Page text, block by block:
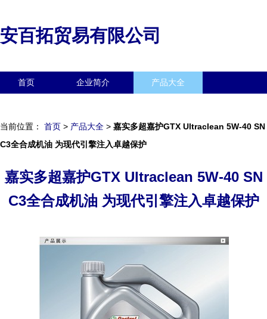
安百拓贸易有限公司
首页 企业简介 产品大全
当前位置： 首页 > 产品大全 > 嘉实多超嘉护GTX Ultraclean 5W-40 SN
C3全合成机油 为现代引擎注入卓越保护
嘉实多超嘉护GTX Ultraclean 5W-40 SN
C3全合成机油 为现代引擎注入卓越保护